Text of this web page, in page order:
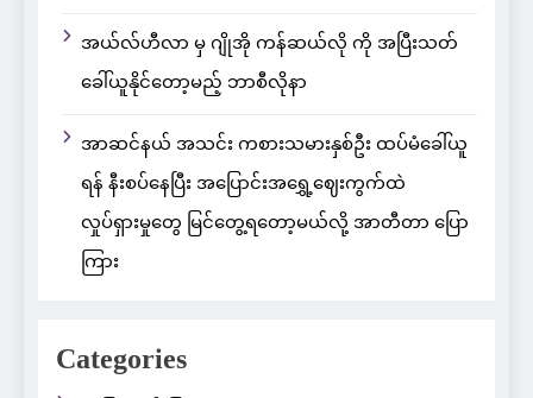
အယ်လ်ဟီလာ မှ ဂျိုအို ကန်ဆယ်လို ကို အပြီးသတ်
ခေါ်ယူနိုင်တော့မည့် ဘာစီလိုနာ
အာဆင်နယ် အသင်း ကစားသမားနှစ်ဦး ထပ်မံခေါ်ယူ
ရန် နီးစပ်နေပြီး အပြောင်းအရွှေ့ဈေးကွက်ထဲ
လှုပ်ရှားမှုတွေ မြင်တွေ့ရတော့မယ်လို့ အာတီတာ ပြော
ကြား
Categories